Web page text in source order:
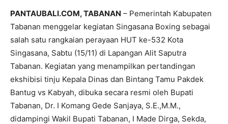
PANTAUBALI.COM, TABANAN – Pemerintah Kabupaten
Tabanan menggelar kegiatan Singasana Boxing sebagai
salah satu rangkaian perayaan HUT ke-532 Kota
Singasana, Sabtu (15/11) di Lapangan Alit Saputra
Tabanan. Kegiatan yang menampilkan pertandingan
ekshibisi tinju Kepala Dinas dan Bintang Tamu Pakdek
Bantug vs Kabyah, dibuka secara resmi oleh Bupati
Tabanan, Dr. I Komang Gede Sanjaya, S.E.,M.M.,
didampingi Wakil Bupati Tabanan, I Made Dirga, Sekda,